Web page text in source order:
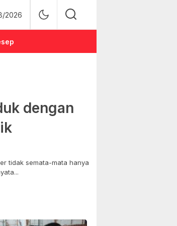
2026
dengan
tidak semata-mata hanya